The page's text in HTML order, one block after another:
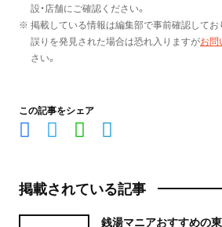
設・店舗にご確認ください。
※ 掲載している情報は編集部で事前確認してお
誤りを発見された場合は恐れ入りますがお問
さい。
この記事をシェア
掲載されている記事
銭湯マニアおすすめの